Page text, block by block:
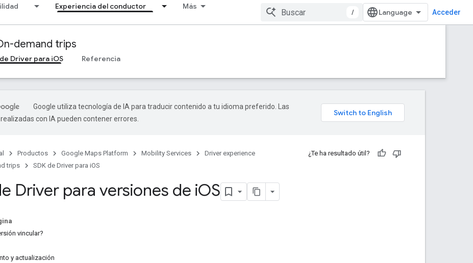
Experiencia del conductor Más
/ Acceder
demand trips
de Driver para iOS Referencia
Google utiliza tecnología de IA para traducir contenido a tu idioma preferido. Las
realizadas con IA pueden contener errores.
Productos Google Maps Platform Mobility Services
Driver experience
trips
SDK de Driver para iOS
¿Te ha resultado útil?
Driver para versiones de iOS
vincular?
y actualización